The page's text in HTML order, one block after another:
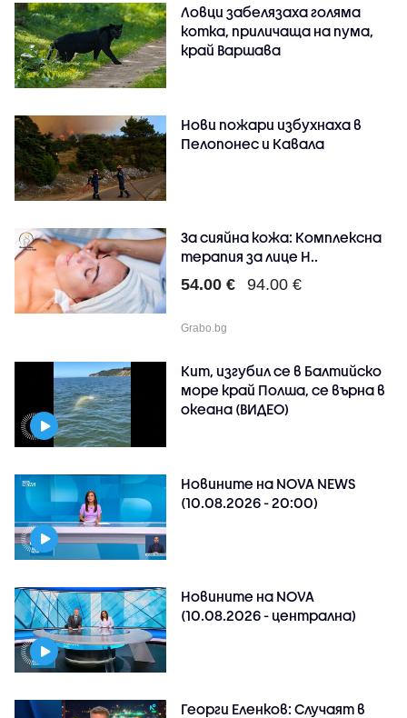
Ловци забелязаха голяма
котка, приличаща на пума,
край Варшава
Нови пожари избухнаха в
Пелопонес и Кавала
За сияйна кожа: Комплексна
терапия за лице H..
54.00 € 94.00 €
Grabo.bg
Кит, изгубил се в Балтийско
море край Полша, се върна в
океана (ВИДЕО)
Новините на NOVA NEWS
(10.08.2026 - 20:00)
Новините на NOVA
(10.08.2026 - централна)
Георги Еленков: Случаят в